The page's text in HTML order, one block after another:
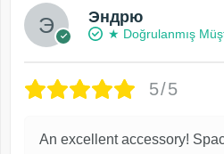
Эндрю
★ Doğrulanmış
5/5
An excellent accessory!